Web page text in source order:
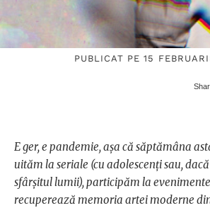
PUBLICAT PE 15
E ger, e pandemie, așa că săptămâna
uităm la seriale (cu adolescenți sau,
sfârșitul lumii), participăm la
recuperează memoria artei moderne